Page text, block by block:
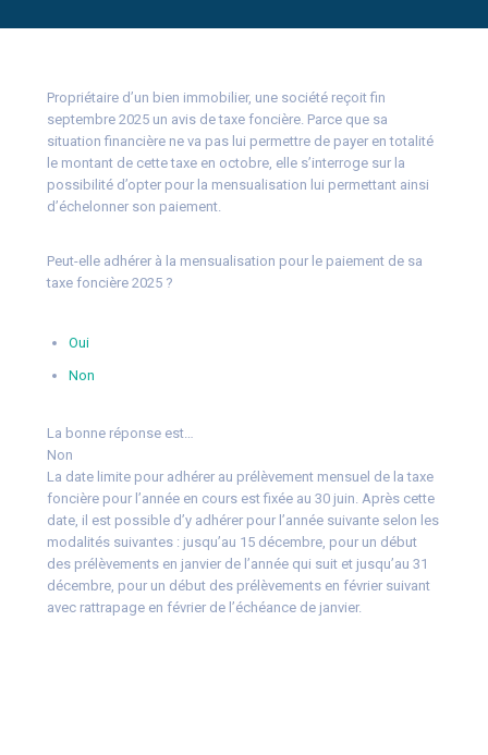
Propriétaire d’un bien immobilier, une société reçoit fin
septembre 2025 un avis de taxe foncière. Parce que sa
situation financière ne va pas lui permettre de payer en totalité
le montant de cette taxe en octobre, elle s’interroge sur la
possibilité d’opter pour la mensualisation lui permettant ainsi
d’échelonner son paiement.
Peut-elle adhérer à la mensualisation pour le paiement de sa
taxe foncière 2025 ?
Oui
Non
La bonne réponse est…
Non
La date limite pour adhérer au prélèvement mensuel de la taxe
foncière pour l’année en cours est fixée au 30 juin. Après cette
date, il est possible d’y adhérer pour l’année suivante selon les
modalités suivantes : jusqu’au 15 décembre, pour un début
des prélèvements en janvier de l’année qui suit et jusqu’au 31
décembre, pour un début des prélèvements en février suivant
avec rattrapage en février de l’échéance de janvier.